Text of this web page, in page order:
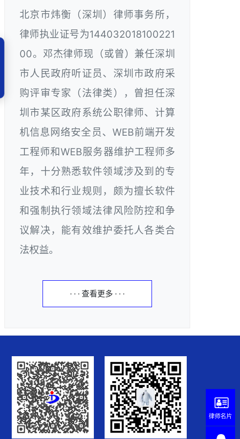
北京市炜衡（深圳）律师事务所，
律师执业证号为144032018100221
00。邓杰律师现（或曾）兼任深圳
市人民政府听证员、深圳市政府采
购评审专家（法律类），曾担任深
圳市某区政府系统公职律师、计算
机信息网络安全员、WEB前端开发
工程师和WEB服务器维护工程师多
年，十分熟悉软件领域涉及到的专
业技术和行业规则，颇为擅长软件
和强制执行领域法律风险防控和争
议解决，能有效维护委托人各类合
法权益。
· · · 查看更多 · · ·
律师名片